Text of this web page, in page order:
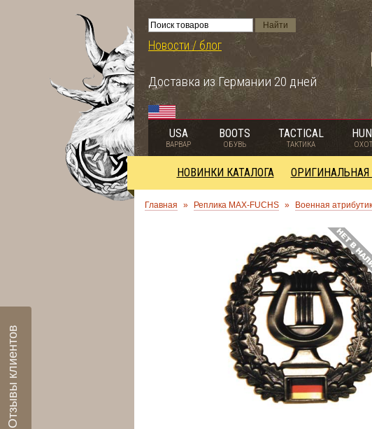
Новости / блог
Доставка из Германии 20 дней
USA
ВАРВАР
BOOTS
ОБУВЬ
TACTICAL
ТАКТИКА
НОВИНКИ КАТАЛОГА
Главная » Реплика MAX-FUCHS » Военная
Отзывы клиентов